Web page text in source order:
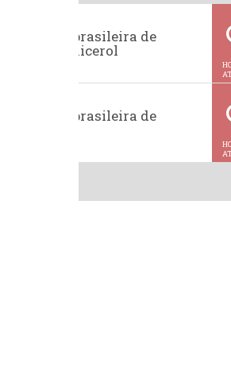
Exportação brasileira de
glicerina e glicerol
Exportação brasileira de